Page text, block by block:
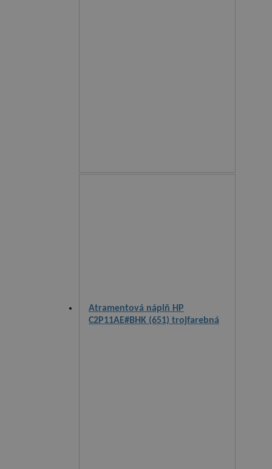
Atramentová náplň HP
C2P11AE#BHK (651) trojfarebná